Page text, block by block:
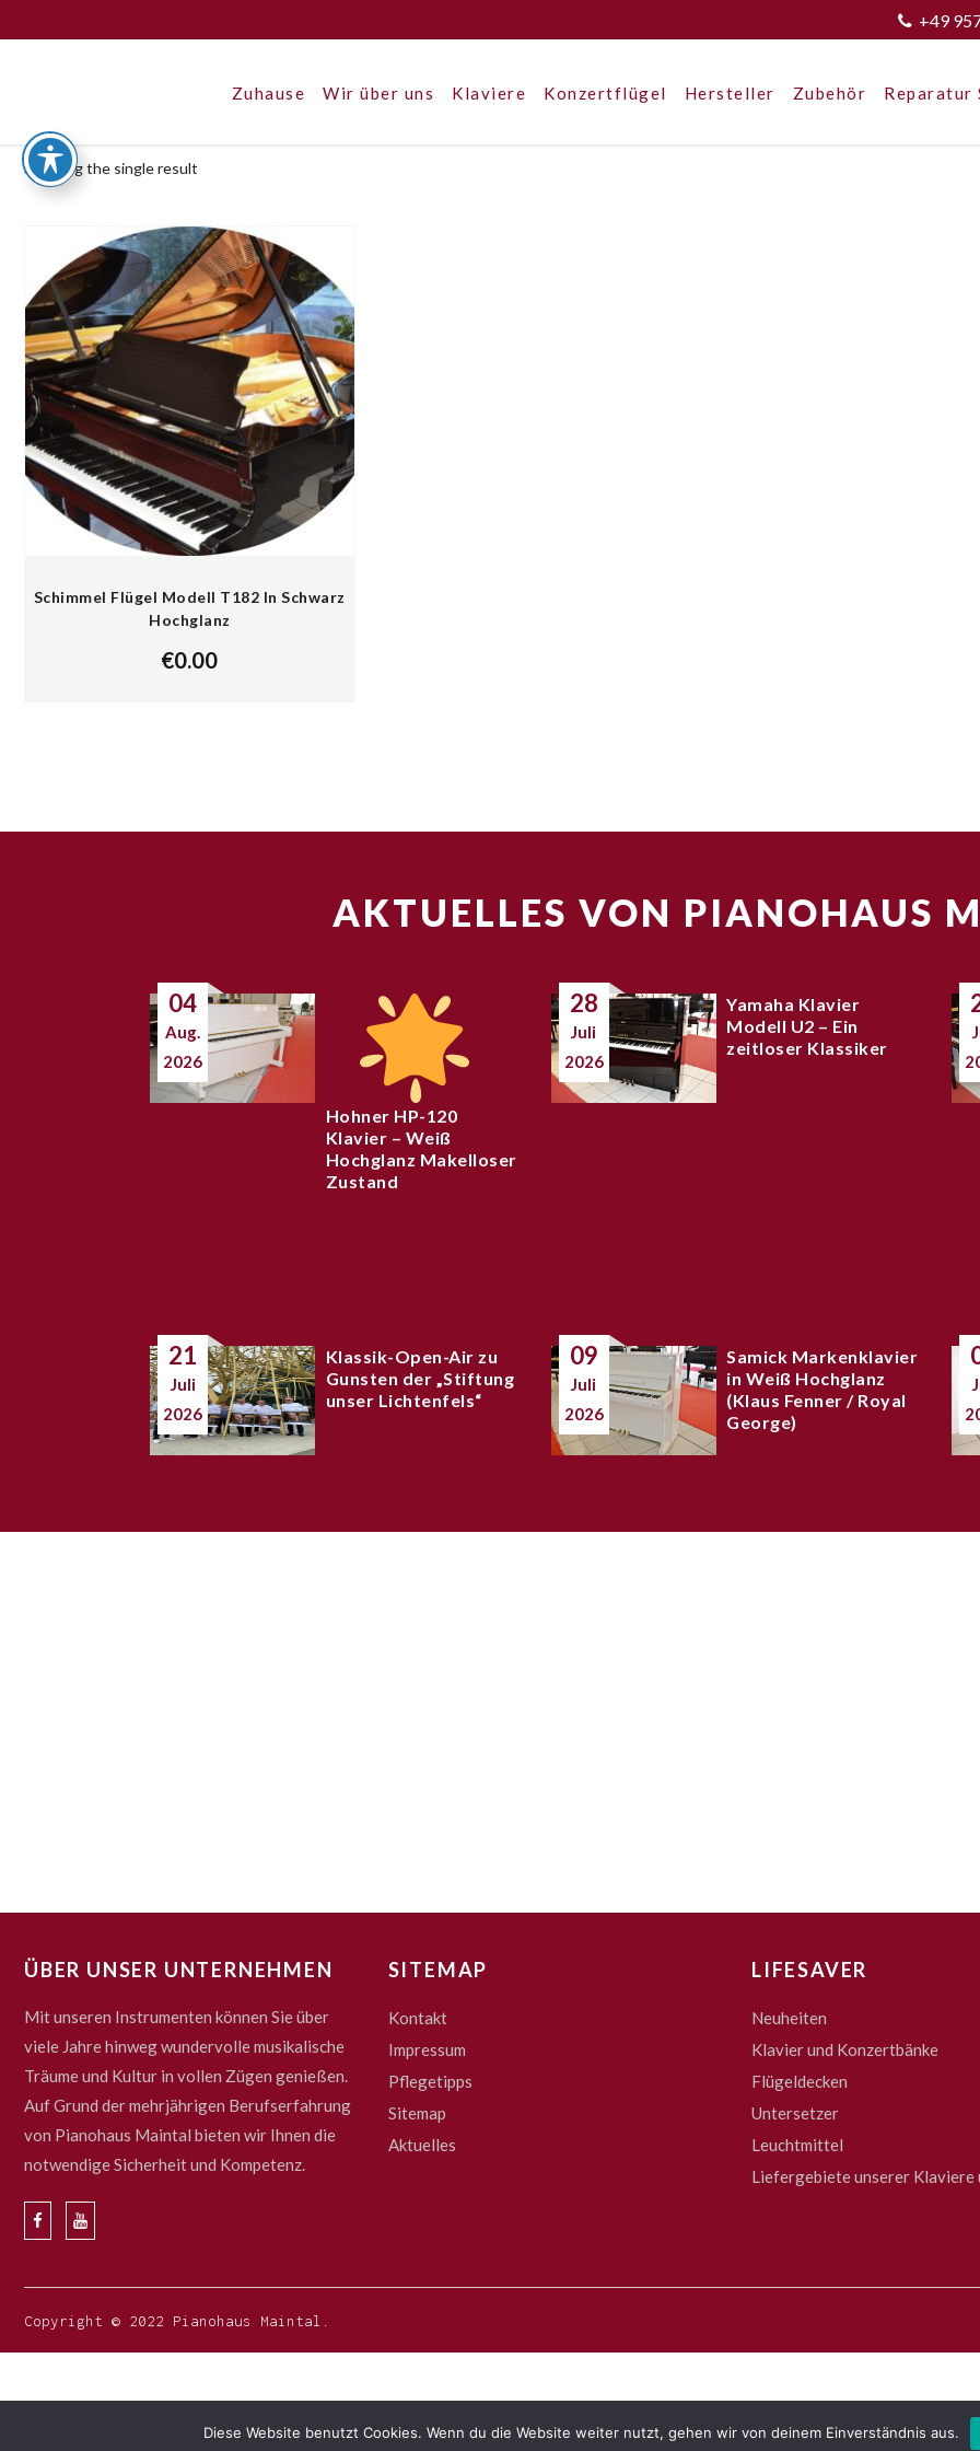
+49
Zuhause Wir über uns Klaviere Konzertflügel Hersteller Zubehör Reparatur
Showing the single result
Schimmel Flügel Modell T182 In Schwarz
Hochglanz
€0.00
AKTUELLES VON PIANOHAUS
04
Aug.
2026
Hohner HP-120
Klavier – Weiß
Hochglanz Makelloser
Zustand
28
Juli
2026
Yamaha Klavier
Modell U2 – Ein
zeitloser Klassiker
21
Juli
2026
Klassik-Open-Air zu
Gunsten der „Stiftung
unser Lichtenfels“
09
Juli
2026
Samick Markenklavier
in Weiß Hochglanz
(Klaus Fenner / Royal
George)
ÜBER UNSER UNTERNEHMEN
Mit unseren Instrumenten können Sie über
viele Jahre hinweg wundervolle musikalische
Träume und Kultur in vollen Zügen genießen.
Auf Grund der mehrjährigen Berufserfahrung
von Pianohaus Maintal bieten wir Ihnen die
notwendige Sicherheit und Kompetenz.
SITEMAP
Kontakt
Impressum
Pflegetipps
Sitemap
Aktuelles
LIFESAVER
Neuheiten
Klavier und Konzertbänke
Flügeldecken
Untersetzer
Leuchtmittel
Liefergebiete unserer Klaviere
Copyright © 2022 Pianohaus Maintal.
Diese Website benutzt Cookies. Wenn du die Website weiter nutzt, gehen wir von deinem Einverständnis aus.